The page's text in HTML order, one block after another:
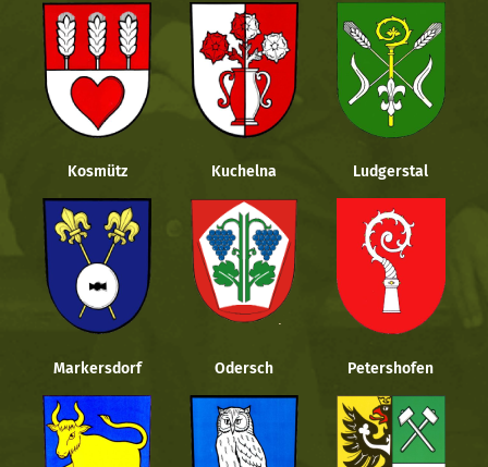
Kosmütz Kuchelna Ludgerstal
Markersdorf Odersch Petershofen